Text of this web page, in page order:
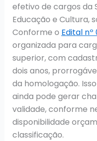
efetivo de cargos da
Educação e Cultura,
Conforme o Edital nº
organizada para
superior, com
dois anos,
da homologação.
ainda pode gerar
validade, conforme
disponibilidade
classificação.